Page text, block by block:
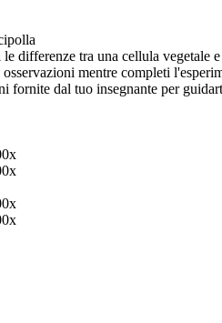
differenze tra una cellula vegetale
mentre completi
fornite dal tuo insegnante per